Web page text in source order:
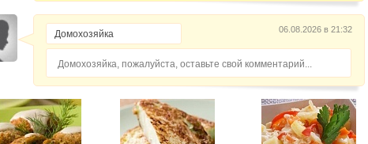
06.08.2026 в 21:32
Домохозяйка, пожалуйста, оставьте свой комментарий...